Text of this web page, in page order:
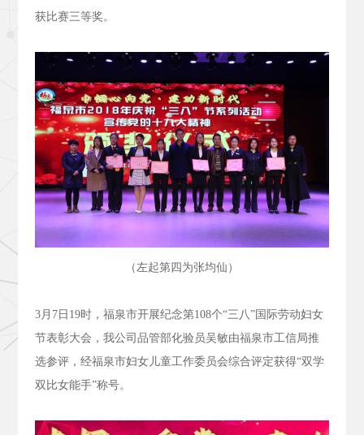
获比赛三等奖。
（左起第四为张均仙）
3月 7日 19时，福泉市开展纪念第108个“三八”国际劳动妇女
节表彰大会，我公司品管部化验员吴敏由福泉市工信局推
选参评，经福泉市妇女儿童工作委员会综合评定获得“双学
双比女能手”称号。